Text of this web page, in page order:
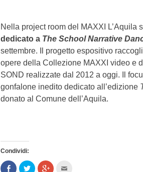
Nella project room del MAXXI L’Aquila
dedicato a The School Narrative
settembre. Il progetto espositivo
opere della Collezione MAXXI video e
SOND realizzate dal 2012 a oggi. Il
gonfalone inedito dedicato all’edizione
donato al Comune dell’Aquila.
Condividi:
CondividiClicca Clicca